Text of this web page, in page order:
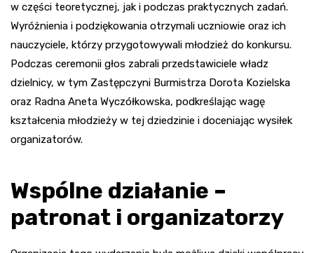
w części teoretycznej, jak i podczas praktycznych zadań.
Wyróżnienia i podziękowania otrzymali uczniowie oraz ich
nauczyciele, którzy przygotowywali młodzież do konkursu.
Podczas ceremonii głos zabrali przedstawiciele władz
dzielnicy, w tym Zastępczyni Burmistrza Dorota Kozielska
oraz Radna Aneta Wyczółkowska, podkreślając wagę
kształcenia młodzieży w tej dziedzinie i doceniając wysiłek
organizatorów.
Wspólne działanie –
patronat i organizatorzy